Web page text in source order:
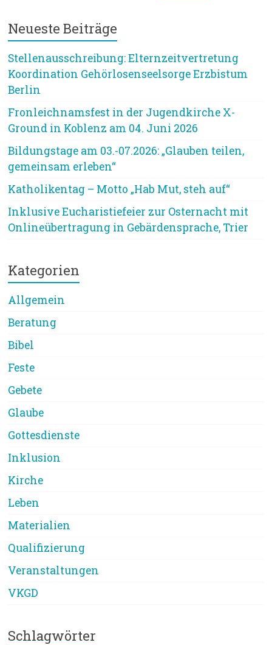
Neueste Beiträge
Stellenausschreibung: Elternzeitvertretung
Koordination Gehörlosenseelsorge Erzbistum
Berlin
Fronleichnamsfest in der Jugendkirche X-
Ground in Koblenz am 04. Juni 2026
Bildungstage am 03.-07.2026: „Glauben teilen,
gemeinsam erleben“
Katholikentag – Motto „Hab Mut, steh auf“
Inklusive Eucharistiefeier zur Osternacht mit
Onlineübertragung in Gebärdensprache, Trier
Kategorien
Allgemein
Beratung
Bibel
Feste
Gebete
Glaube
Gottesdienste
Inklusion
Kirche
Leben
Materialien
Qualifizierung
Veranstaltungen
VKGD
Schlagwörter